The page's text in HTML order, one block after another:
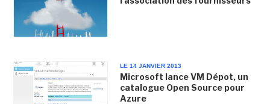
LE 14 JANVIER 2013
Microsoft lance VM Dépot, un
catalogue Open Source pour
Azure